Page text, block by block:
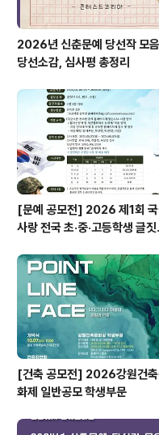
2026년 신춘문예 당선작 모
당선소감, 심사평 총정리
[문예 공모전] 2026 제1회
사랑 전국 초·중·고등학생 글짓
[건축 공모전] 2026강원건
화제 일반공모 학생부문